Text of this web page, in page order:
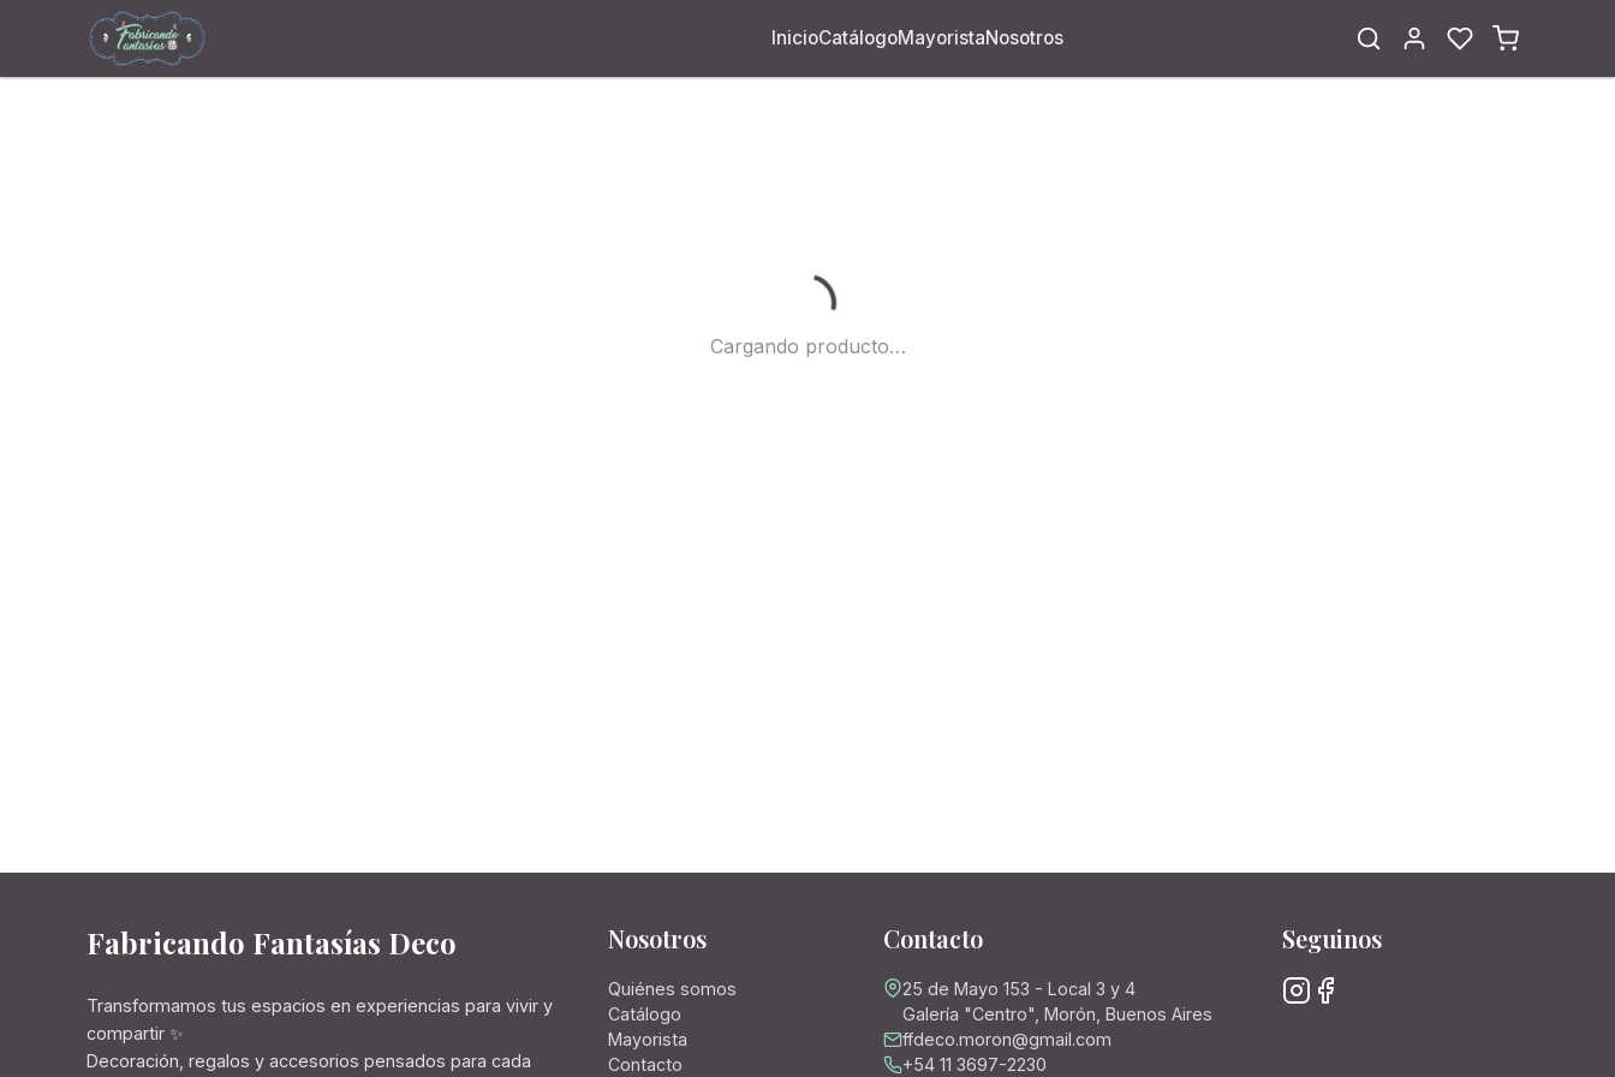
InicioCatálogoMayoristaNosotros
Cargando...
Cargando producto…
Fabricando Fantasías Deco
Transformamos tus espacios en experiencias para vivir y
compartir ✨
Decoración, regalos y accesorios pensados para cada
Nosotros
Quiénes somos
Catálogo
Mayorista
Contacto
Contacto
25 de Mayo 153 - Local 3 y 4
Galería "Centro", Morón, Buenos Aires
ffdeco.moron@gmail.com
+54 11 3697-2230
Seguinos